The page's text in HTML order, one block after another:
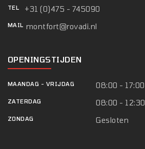
TEL +31 (0)475 - 745090
MAIL montfort@rovadi.nl
OPENINGSTIJDEN
MAANDAG - VRIJDAG 08:00 - 17:00
ZATERDAG 08:00 - 12:30
ZONDAG Gesloten